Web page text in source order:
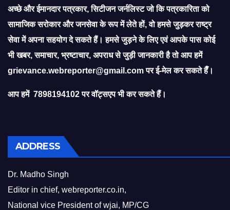
अच्छे और ईमानदार पत्रकार, सिटीजन जर्नलिस्ट जो कि पत्रकारिता को
सामाजिक सरोकार और जनसेवा के रूप में लेते हों, वो हमसे जुड़कर राष्ट्र
सेवा में अपना सहयोग दे सकते हैं। हमसे जुड़ने के लिए एवं आपके पास कोई
भी खबर, समाचार, भ्रष्टाचार, अपराध से जुड़ी जानकारी है तो आप हमें
grievance.webreporter@gmail.comपर ई-मेल कर सकते हैँ।
आप हमें 7898194102 पर वॉट्सएप भी कर सकते हैं।
ADDRESS
Dr. Madho Singh
Editor in chief, webreporter.co.in,
National vice President of wjai, MP/CG